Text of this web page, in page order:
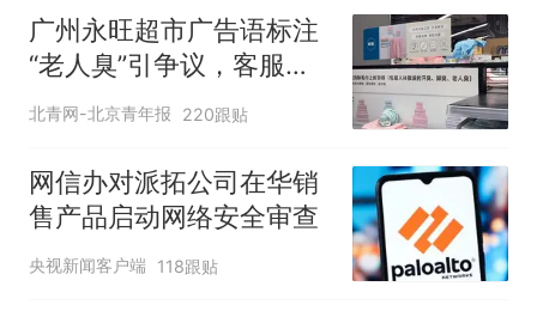
广州永旺超市广告语标注
“老人臭”引争议，客服回
应
北青网-北京青年报 220跟贴
网信办对派拓公司在华销
售产品启动网络安全审查
央视新闻客户端 118跟贴